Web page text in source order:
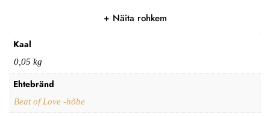
Näita rohkem
Kaal
0,05 kg
Ehtebränd
Beat of Love -hõbe